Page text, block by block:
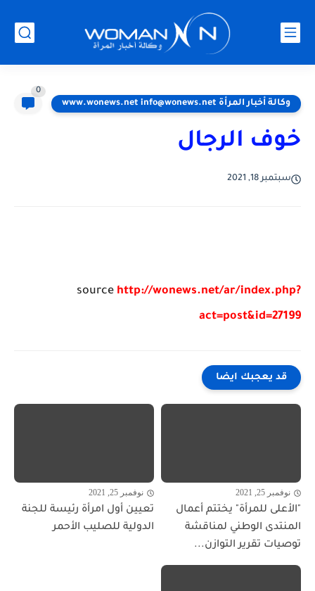
وكالة أخبار المرأة www.wonews.net info@wonews.net
0
خوف الرجال
سبتمبر 18, 2021
source http://wonews.net/ar/index.php?
act=post&id=27199
قد يعجبك ايضا
نوفمبر 25, 2021
"الأعلى للمرأة" يختتم أعمال
المنتدى الوطني لمناقشة
توصيات تقرير التوازن...
نوفمبر 25, 2021
تعيين أول امرأة رئيسة للجنة
الدولية للصليب الأحمر